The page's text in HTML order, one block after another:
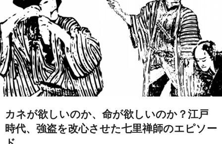
カネが欲しいのか、命が欲しいのか？江戸
時代、強盗を改心させた七里禅師のエピソー